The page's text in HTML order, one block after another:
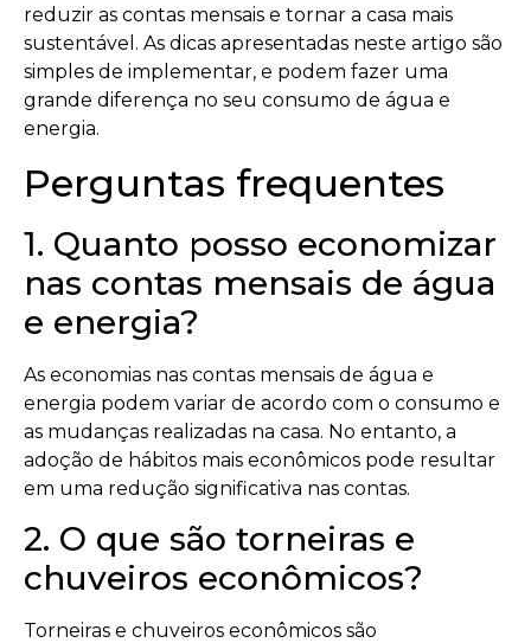
reduzir as contas mensais e tornar a casa mais
sustentável. As dicas apresentadas neste artigo são
simples de implementar, e podem fazer uma
grande diferença no seu consumo de água e
energia.
Perguntas frequentes
1. Quanto posso economizar
nas contas mensais de água
e energia?
As economias nas contas mensais de água e
energia podem variar de acordo com o consumo e
as mudanças realizadas na casa. No entanto, a
adoção de hábitos mais econômicos pode resultar
em uma redução significativa nas contas.
2. O que são torneiras e
chuveiros econômicos?
Torneiras e chuveiros econômicos são